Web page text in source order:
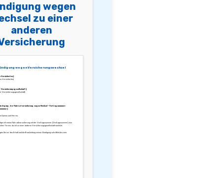
wegen
zu einer
anderen
wegen Versicherungswechsel
Versicherten]
Versicherten]
Versicherungsgesellschaft]
Versicherungsgesellschaft]
der Fahrradversicherung wegen Wechsel – Vertragsnummer:
Damen und Herren,
ich meine Fahrradversicherung mit der Vertragsnummer [Vertragsnummer] zum
Termin, da ich zu einer anderen Versicherungsgesellschaft wechsle.
Sie mir den Erhalt und die Bearbeitung meiner Kündigung schriftlich bis zum